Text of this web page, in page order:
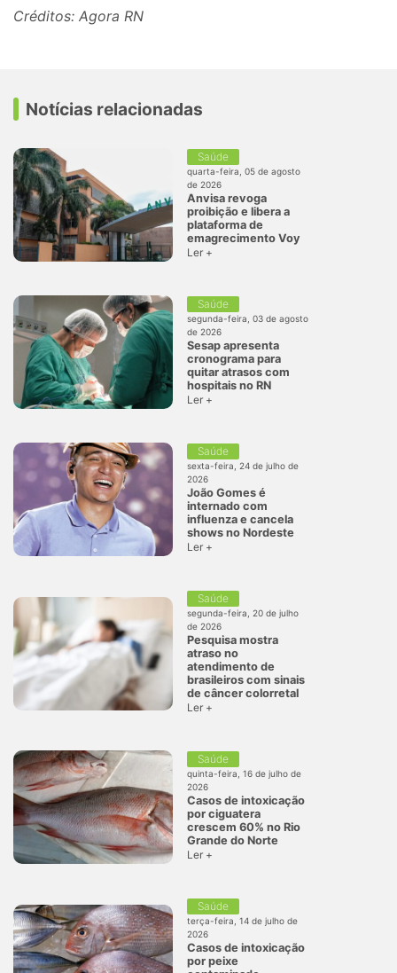
Créditos: Agora RN
Notícias relacionadas
Saúde
quarta-feira, 05 de agosto
de 2026
Anvisa revoga
proibição e libera a
plataforma de
emagrecimento Voy
Ler +
Saúde
segunda-feira, 03 de agosto
de 2026
Sesap apresenta
cronograma para
quitar atrasos com
hospitais no RN
Ler +
Saúde
sexta-feira, 24 de julho de
2026
João Gomes é
internado com
influenza e cancela
shows no Nordeste
Ler +
Saúde
segunda-feira, 20 de julho
de 2026
Pesquisa mostra
atraso no
atendimento de
brasileiros com sinais
de câncer colorretal
Ler +
Saúde
quinta-feira, 16 de julho de
2026
Casos de intoxicação
por ciguatera
crescem 60% no Rio
Grande do Norte
Ler +
Saúde
terça-feira, 14 de julho de
2026
Casos de intoxicação
por peixe